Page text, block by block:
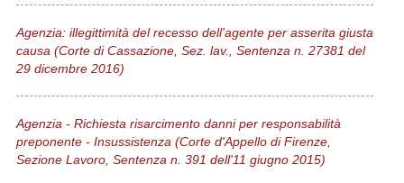
Agenzia: illegittimità del recesso dell'agente per asserita giusta
causa (Corte di Cassazione, Sez. lav., Sentenza n. 27381 del
29 dicembre 2016)
Agenzia - Richiesta risarcimento danni per responsabilità
preponente - Insussistenza (Corte d'Appello di Firenze,
Sezione Lavoro, Sentenza n. 391 dell'11 giugno 2015)